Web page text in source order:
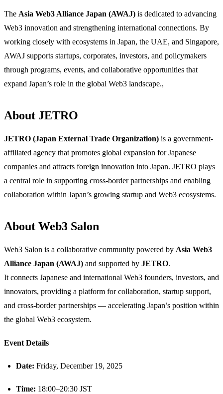
​The Asia Web3 Alliance Japan (AWAJ) is dedicated to advancing
Web3 innovation and strengthening international connections. By
working closely with ecosystems in Japan, the UAE, and Singapore,
AWAJ supports startups, corporates, investors, and policymakers
through programs, events, and collaborative opportunities that
expand Japan’s role in the global Web3 landscape.,
​About JETRO
JETRO (Japan External Trade Organization) is a government-
affiliated agency that promotes global expansion for Japanese
companies and attracts foreign innovation into Japan. JETRO plays
a central role in supporting cross-border partnerships and enabling
collaboration within Japan’s growing startup and Web3 ecosystems.
​About Web3 Salon
​Web3 Salon is a collaborative community powered by Asia Web3
Alliance Japan (AWAJ) and supported by JETRO.
It connects Japanese and international Web3 founders, investors, and
innovators, providing a platform for collaboration, startup support,
and cross-border partnerships — accelerating Japan’s position within
the global Web3 ecosystem.
​Event Details
Date: Friday, December 19, 2025
Time: 18:00–20:30 JST